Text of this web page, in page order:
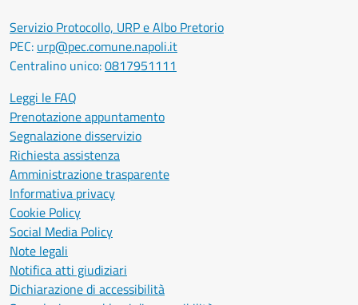
Servizio Protocollo, URP e Albo Pretorio
PEC: urp@pec.comune.napoli.it
Centralino unico:0817951111
Leggi le FAQ
Prenotazione appuntamento
Segnalazione disservizio
Richiesta assistenza
Amministrazione trasparente
Informativa privacy
Cookie Policy
Social Media Policy
Note legali
Notifica atti giudiziari
Dichiarazione di accessibilità